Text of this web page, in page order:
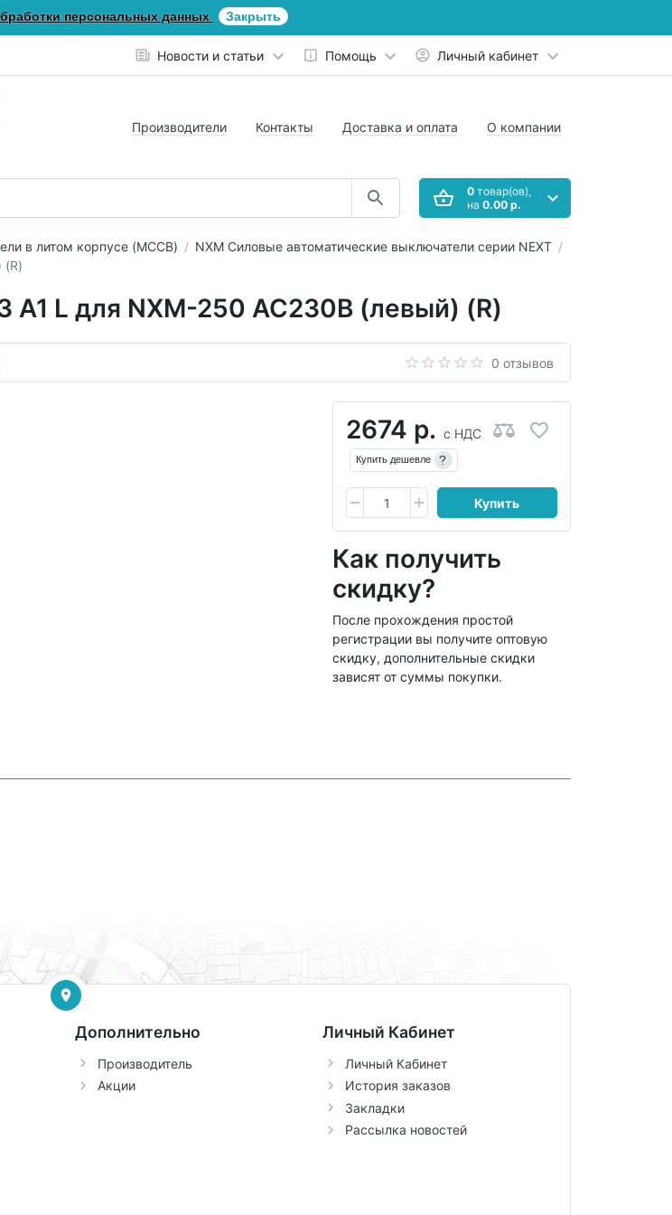
персональных данных Закрыть
Новости и статьи Помощь Личный кабинет
Производители Контакты Доставка и оплата О компании
0товар(ов),
на 0.00 р.
в литом корпусе (MCCB)
NXM Силовые автоматические выключатели серии NEXT
(R)
A1 L для NXM-250 AC230В (левый) (R)
0 отзывов
2674 р. с НДС
Купить дешевле ?
Купить
Как получить
скидку?
После прохождения простой
регистрации вы получите оптовую
скидку, дополнительные скидки
зависят от суммы покупки.
Дополнительно
Производитель
Акции
Личный Кабинет
Личный Кабинет
История заказов
Закладки
Рассылка новостей